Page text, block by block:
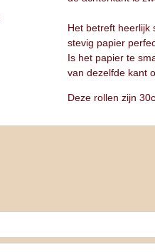
Het betreft heerlijk
stevig papier
Is het papier te
van dezelfde kant
Deze rollen zijn